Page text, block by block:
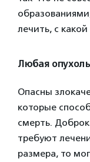
лечить, с
Любая
Опасны
которые
смерть.
требуют
размера, то